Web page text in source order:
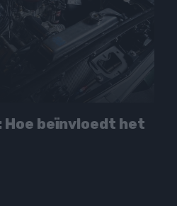
beïnvloedt het